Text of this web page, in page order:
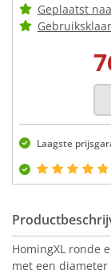
Geplaatst
Laagste
HomingXL ronde
met een diameter